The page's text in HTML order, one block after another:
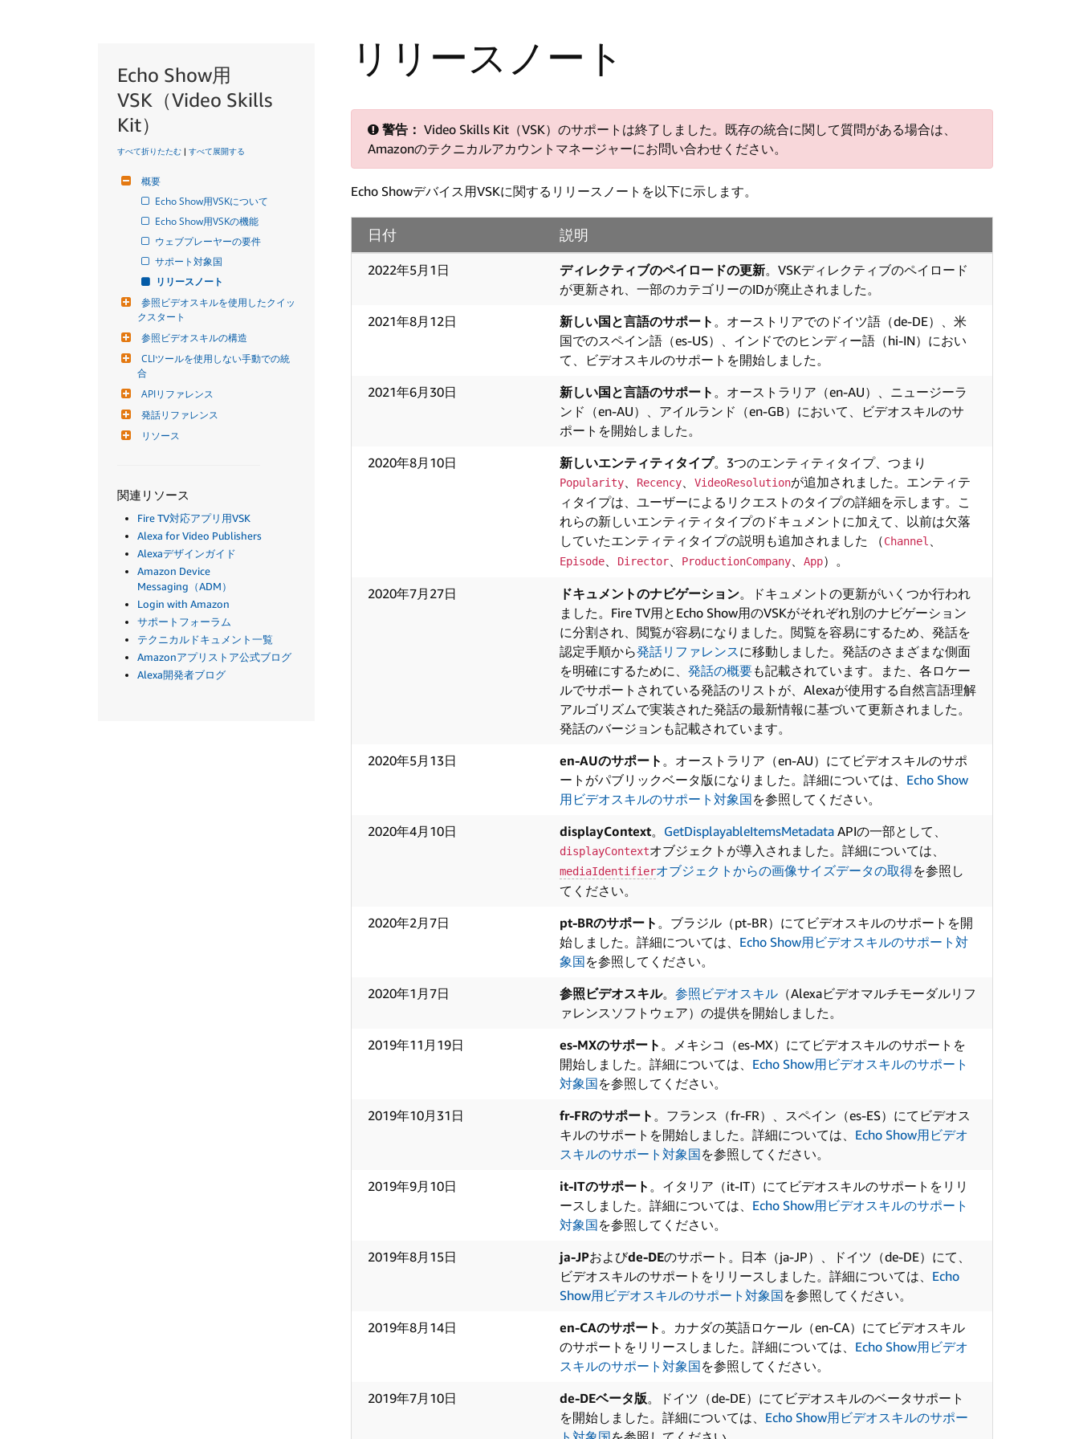
Echo Show用
VSK（Video Skills
Kit）
すべて折りたたむ | すべて展開する
概要
Echo Show用VSKについて
Echo Show用VSKの機能
ウェブプレーヤーの要件
サポート対象国
リリースノート
参照ビデオスキルを使用したクイッ
クスタート
参照ビデオスキルの構造
CLIツールを使用しない手動での統
合
APIリファレンス
発話リファレンス
リソース
関連リソース
Fire TV対応アプリ用VSK
Alexa for Video Publishers
Alexaデザインガイド
Amazon Device
Messaging（ADM）
Login with Amazon
サポートフォーラム
テクニカルドキュメント一覧
Amazonアプリストア公式ブログ
Alexa開発者ブログ
リリースノート
警告： Video Skills Kit（VSK）のサポートは終了しました。既存の統合に関して質問がある場合は、
Amazonのテクニカルアカウントマネージャーにお問い合わせください。
Echo Showデバイス用VSKに関するリリースノートを以下に示します。
日付 説明
2022年5月1日 ディレクティブのペイロードの更新。VSKディレクティブのペイロード
が更新され、一部のカテゴリーのIDが廃止されました。
2021年8月12日
新しい国と言語のサポート 。オーストリアでのドイツ語（de-DE）、米
国でのスペイン語（es-US）、インドでのヒンディー語（hi-IN）におい
て、ビデオスキルのサポートを開始しました。
2021年6月30日
新しい国と言語のサポート 。オーストラリア（en-AU）、ニュージーラ
ンド（en-AU）、アイルランド（en-GB）において、ビデオスキルのサ
ポートを開始しました。
2020年8月10日
新しいエンティティタイプ。3つのエンティティタイプ、つまり
Popularity、 Recency、 VideoResolutionが追加されました。エンティテ
ィタイプは、ユーザーによるリクエストのタイプの詳細を示します。こ
れらの新しいエンティティタイプのドキュメントに加えて、以前は欠落
していたエンティティタイプの説明も追加されました （Channel 、
Episode、 Director、 ProductionCompany、 App）。
2020年7月27日 ドキュメントのナビゲーション。ドキュメントの更新がいくつか行われ
ました。Fire TV用とEcho Show用のVSKがそれぞれ別のナビゲーション
に分割され、閲覧が容易になりました。閲覧を容易にするため、発話を
認定手順から発話リファレンスに移動しました。発話のさまざまな側面
を明確にするために、 発話の概要も記載されています。また、各ロケー
ルでサポートされている発話のリストが、Alexaが使用する自然言語理解
アルゴリズムで実装された発話の最新情報に基づいて更新されました。
発話のバージョンも記載されています。
2020年5月13日
en-AUのサポート 。オーストラリア（en-AU）にてビデオスキルのサポ
ートがパブリックベータ版になりました。詳細については、 Echo Show
用ビデオスキルのサポート対象国を参照してください。
2020年4月10日
displayContext。 GetDisplayableItemsMetadata APIの一部として、
displayContextオブジェクトが導入されました。詳細については、
mediaIdentifierオブジェクトからの画像サイズデータの取得を参照し
てください。
2020年2月7日
pt-BRのサポート 。ブラジル（pt-BR）にてビデオスキルのサポートを開
始しました。詳細については、 Echo Show用ビデオスキルのサポート対
象国を参照してください。
2020年1月7日
参照ビデオスキル。 参照ビデオスキル （Alexaビデオマルチモーダルリフ
ァレンスソフトウェア）の提供を開始しました。
2019年11月19日
es-MXのサポート 。メキシコ（es-MX）にてビデオスキルのサポートを
開始しました。詳細については、 Echo Show用ビデオスキルのサポート
対象国を参照してください。
2019年10月31日
fr-FRのサポート 。フランス（fr-FR）、スペイン（es-ES）にてビデオス
キルのサポートを開始しました。詳細については、 Echo Show用ビデオ
スキルのサポート対象国を参照してください。
2019年9月10日
it-ITのサポート 。イタリア（it-IT）にてビデオスキルのサポートをリリ
ースしました。詳細については、 Echo Show用ビデオスキルのサポート
対象国を参照してください。
2019年8月15日
ja-JPおよびde-DEのサポート。 日本（ja-JP）、ドイツ（de-DE）にて、
ビデオスキルのサポートをリリースしました。詳細については、 Echo
Show用ビデオスキルのサポート対象国を参照してください。
2019年8月14日
en-CAのサポート 。カナダの英語ロケール（en-CA）にてビデオスキル
のサポートをリリースしました。詳細については、 Echo Show用ビデオ
スキルのサポート対象国を参照してください。
2019年7月10日
de-DEベータ版。ドイツ（de-DE）にてビデオスキルのベータサポート
を開始しました。詳細については、 Echo Show用ビデオスキルのサポー